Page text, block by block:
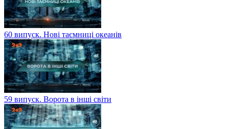
60 випуск. Нові таємниці океанів
59 випуск. Ворота в інші світи